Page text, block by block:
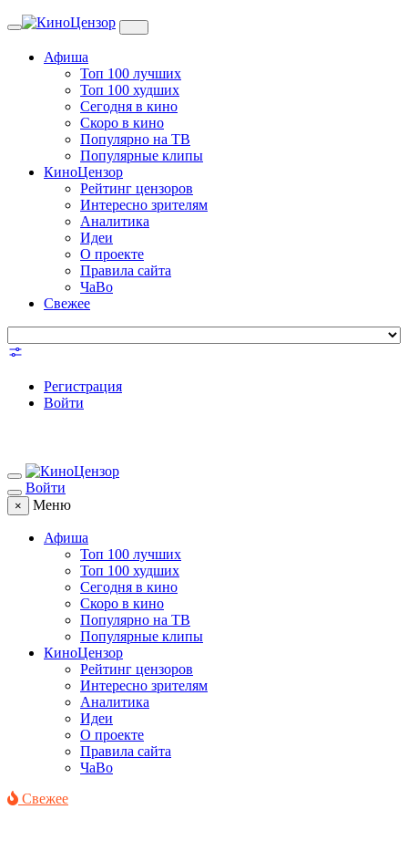
Toggle
Афиша
Топ 100 лучших
Топ 100 худших
Сегодня в кино
Скоро в кино
Популярно на ТВ
Популярные клипы
КиноЦензор
Рейтинг цензоров
Интересно зрителям
Аналитика
Идеи
О проекте
Правила сайта
ЧаВо
Свежее
Регистрация
Войти
Войти
× Меню
Афиша
Топ 100 лучших
Топ 100 худших
Сегодня в кино
Скоро в кино
Популярно на ТВ
Популярные клипы
КиноЦензор
Рейтинг цензоров
Интересно зрителям
Аналитика
Идеи
О проекте
Правила сайта
ЧаВо
Свежее